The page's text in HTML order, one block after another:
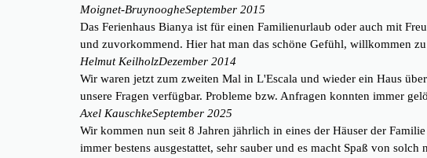
Moignet-BruynoogheSeptember 2015
Das Ferienhaus Bianya ist für einen Familienurlaub oder auch mit
und zuvorkommend. Hier hat man das schöne Gefühl, willkommen zu
Helmut KeilholzDezember 2014
Wir waren jetzt zum zweiten Mal in L'Escala und wieder ein Haus
unsere Fragen verfügbar. Probleme bzw. Anfragen konnten immer
Axel KauschkeSeptember 2025
Wir kommen nun seit 8 Jahren jährlich in eines der Häuser der
immer bestens ausgestattet, sehr sauber und es macht Spaß von